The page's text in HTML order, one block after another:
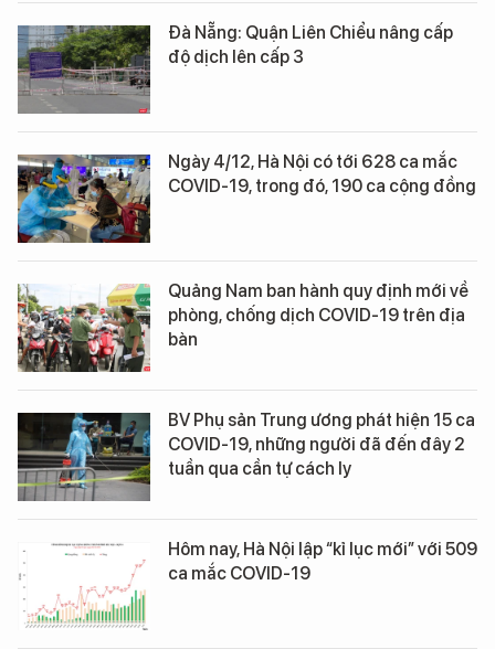
Đà Nẵng: Quận Liên Chiểu nâng cấp
độ dịch lên cấp 3
Ngày 4/12, Hà Nội có tới 628 ca mắc
COVID-19, trong đó, 190 ca cộng đồng
Quảng Nam ban hành quy định mới về
phòng, chống dịch COVID-19 trên địa
bàn
BV Phụ sản Trung ương phát hiện 15 ca
COVID-19, những người đã đến đây 2
tuần qua cần tự cách ly
Hôm nay, Hà Nội lập “kỉ lục mới” với 509
ca mắc COVID-19